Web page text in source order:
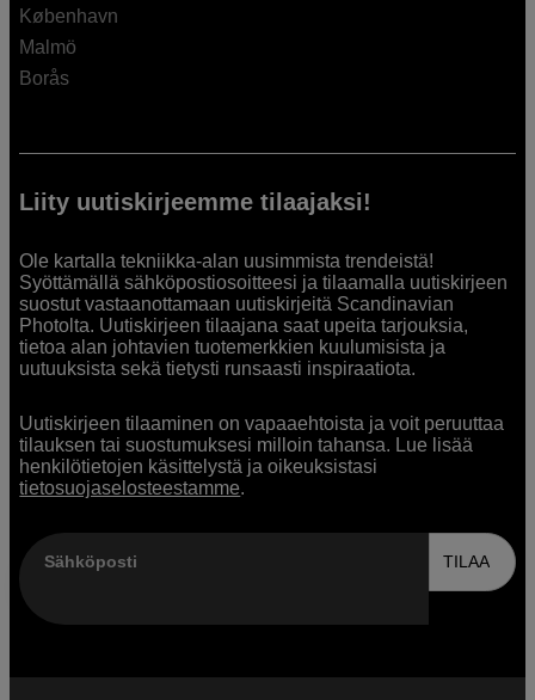
København
Malmö
Borås
Liity uutiskirjeemme tilaajaksi!
Ole kartalla tekniikka-alan uusimmista trendeistä!
Syöttämällä sähköpostiosoitteesi ja tilaamalla uutiskirjeen
suostut vastaanottamaan uutiskirjeitä Scandinavian
Photolta. Uutiskirjeen tilaajana saat upeita tarjouksia,
tietoa alan johtavien tuotemerkkien kuulumisista ja
uutuuksista sekä tietysti runsaasti inspiraatiota.
Uutiskirjeen tilaaminen on vapaaehtoista ja voit peruuttaa
tilauksen tai suostumuksesi milloin tahansa. Lue lisää
henkilötietojen käsittelystä ja oikeuksistasi
tietosuojaselosteestamme.
Sähköposti TILAA